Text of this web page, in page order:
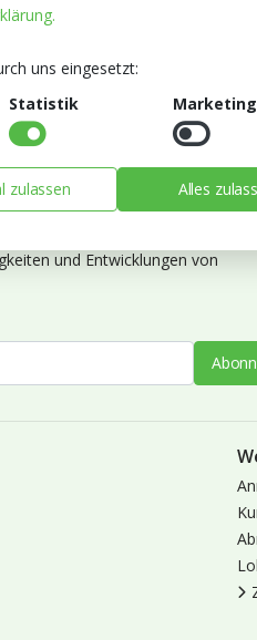
und Entwicklungen von
uns eingesetzt:
Statistik Marketing
zulassen Alles